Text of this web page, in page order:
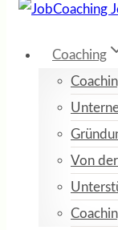
Coaching
Von